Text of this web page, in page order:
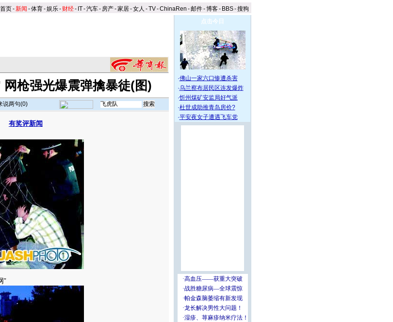
页-新闻 -体育-娱乐- 财经- IT-汽车- 房产-家居-女人 -TV-ChinaRen -邮件-博客- BBS-搜狗
网枪强光爆震弹擒暴徒(图)
说两句(0)
有奖评新闻
”
点击今日
·佛山一家六口惨遭杀害
·乌兰察布居民区连发爆炸
·忻州煤矿安监局好气派
·杜世成助推青岛房价?
·平安夜女子遭遇飞车党